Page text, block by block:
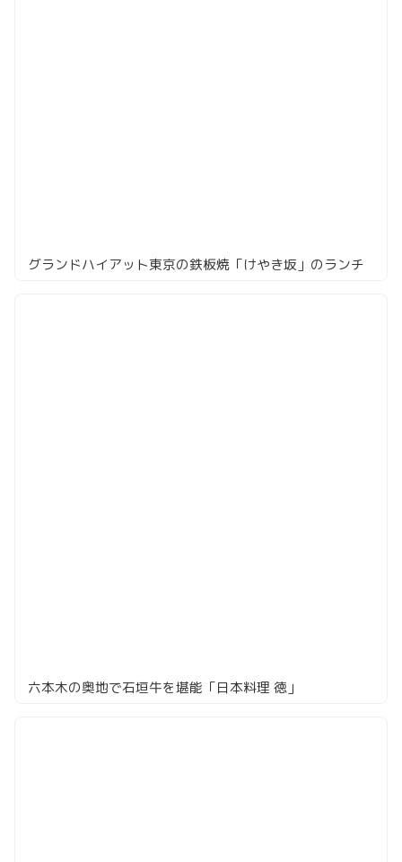
グランドハイアット東京の鉄板焼「けやき坂」のランチ
六本木の奥地で石垣牛を堪能「日本料理 徳」